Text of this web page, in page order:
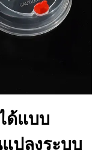
ด้แบบ
ปลงระบบ